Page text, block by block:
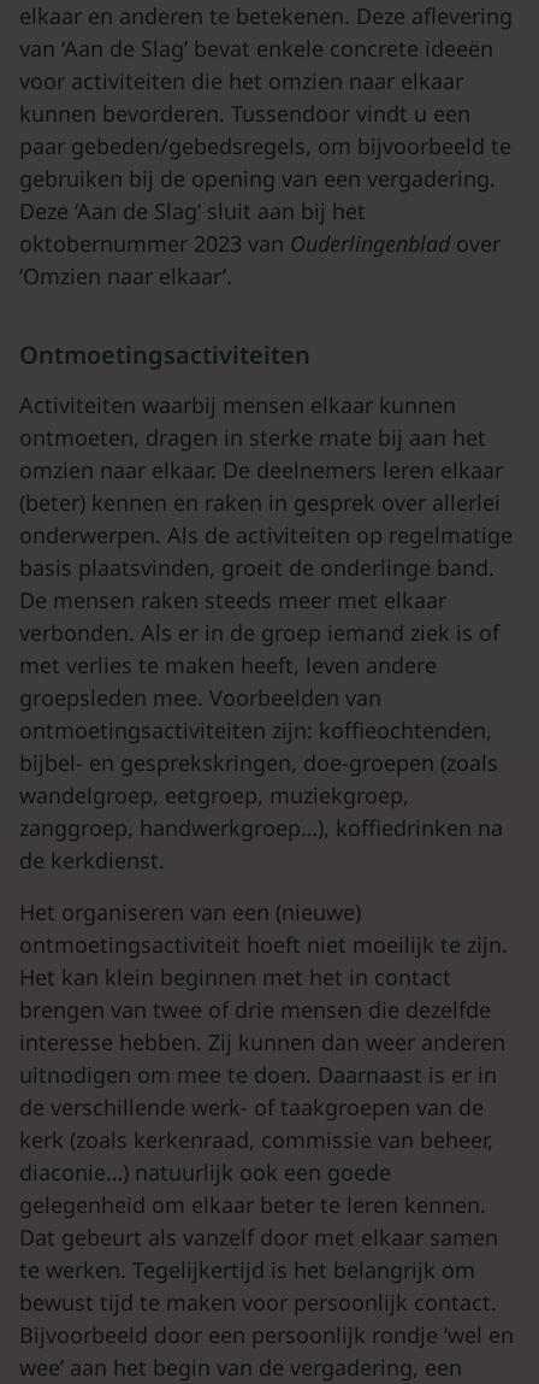
elkaar en anderen te betekenen. Deze aflevering
van ‘Aan de Slag’ bevat enkele concrete ideeën
voor activiteiten die het omzien naar elkaar
kunnen bevorderen. Tussendoor vindt u een
paar gebeden/gebedsregels, om bijvoorbeeld te
gebruiken bij de opening van een vergadering.
Deze ‘Aan de Slag’ sluit aan bij het
oktobernummer 2023 van Ouderlingenblad over
‘Omzien naar elkaar’.
Ontmoetingsactiviteiten
Activiteiten waarbij mensen elkaar kunnen
ontmoeten, dragen in sterke mate bij aan het
omzien naar elkaar. De deelnemers leren elkaar
(beter) kennen en raken in gesprek over allerlei
onderwerpen. Als de activiteiten op regelmatige
basis plaatsvinden, groeit de onderlinge band.
De mensen raken steeds meer met elkaar
verbonden. Als er in de groep iemand ziek is of
met verlies te maken heeft, leven andere
groepsleden mee. Voorbeelden van
ontmoetingsactiviteiten zijn: koffieochtenden,
bijbel- en gesprekskringen, doe-groepen (zoals
wandelgroep, eetgroep, muziekgroep,
zanggroep, handwerkgroep…), koffiedrinken na
de kerkdienst.
Het organiseren van een (nieuwe)
ontmoetingsactiviteit hoeft niet moeilijk te zijn.
Het kan klein beginnen met het in contact
brengen van twee of drie mensen die dezelfde
interesse hebben. Zij kunnen dan weer anderen
uitnodigen om mee te doen. Daarnaast is er in
de verschillende werk- of taakgroepen van de
kerk (zoals kerkenraad, commissie van beheer,
diaconie…) natuurlijk ook een goede
gelegenheid om elkaar beter te leren kennen.
Dat gebeurt als vanzelf door met elkaar samen
te werken. Tegelijkertijd is het belangrijk om
bewust tijd te maken voor persoonlijk contact.
Bijvoorbeeld door een persoonlijk rondje ‘wel en
wee’ aan het begin van de vergadering, een